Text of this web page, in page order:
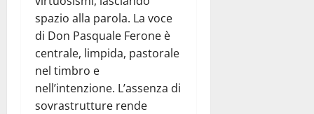
spazio alla parola. La voce
di Don Pasquale Ferone è
centrale, limpida, pastorale
nel timbro e
nell’intenzione. L’assenza di
sovrastrutture rende